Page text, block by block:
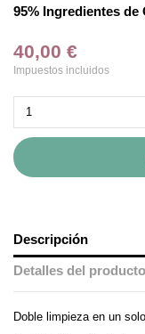
95% Ingredientes de
40,00 €
Impuestos incluidos
Descripción
Detalles del producto
Doble limpieza en un